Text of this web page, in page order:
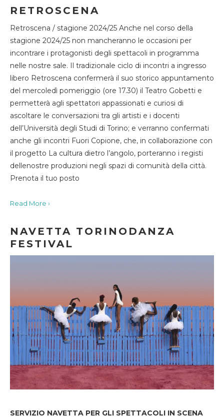
RETROSCENA
Retroscena / stagione 2024/25 Anche nel corso della
stagione 2024/25 non mancheranno le occasioni per
incontrare i protagonisti degli spettacoli in programma
nelle nostre sale. Il tradizionale ciclo di incontri a ingresso
libero Retroscena confermerà il suo storico appuntamento
del mercoledì pomeriggio (ore 17.30) il Teatro Gobetti e
permetterà agli spettatori appassionati e curiosi di
ascoltare le conversazioni tra gli artisti e i docenti
dell’Università degli Studi di Torino; e verranno confermati
anche gli incontri Fuori Copione, che, in collaborazione con
il progetto La cultura dietro l’angolo, porteranno i registi
dellenostre produzioni negli spazi di comunità della città.
Prenota il tuo posto
Read More ›
NAVETTA TORINODANZA
FESTIVAL
SERVIZIO NAVETTA PER GLI SPETTACOLI IN SCENA